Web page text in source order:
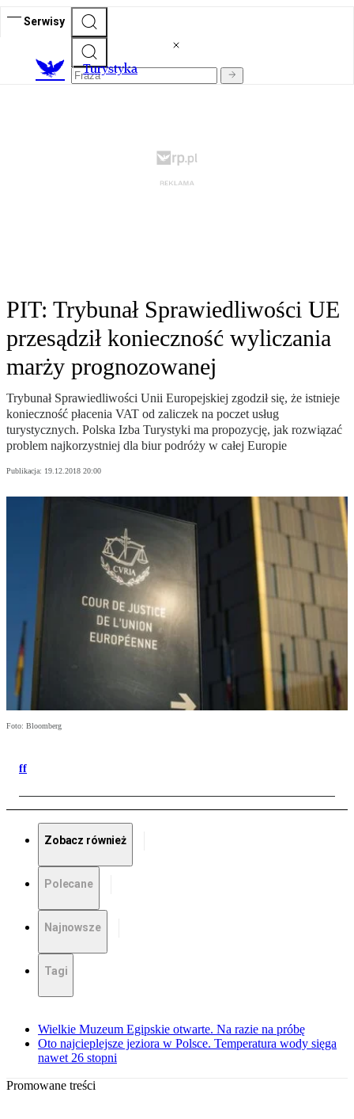
Serwisy
Turystyka
PIT: Trybunał Sprawiedliwości UE
przesądził konieczność wyliczania
marży prognozowanej
Trybunał Sprawiedliwości Unii Europejskiej zgodził się, że istnieje
konieczność płacenia VAT od zaliczek na poczet usług
turystycznych. Polska Izba Turystyki ma propozycję, jak rozwiązać
problem najkorzystniej dla biur podróży w całej Europie
Publikacja: 19.12.2018 20:00
Foto: Bloomberg
ff
Zobacz również
Polecane
Najnowsze
Tagi
Wielkie Muzeum Egipskie otwarte. Na razie na próbę
Oto najcieplejsze jeziora w Polsce. Temperatura wody sięga
nawet 26 stopni
Promowane treści